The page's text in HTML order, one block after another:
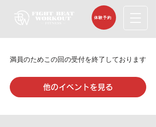
体験予約
満員のためこの回の受付を終了しております
他のイベントを見る